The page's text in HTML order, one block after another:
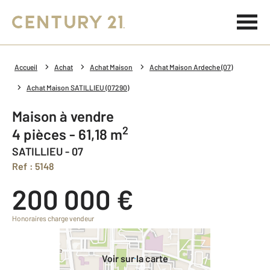
Accueil Achat Achat Maison Achat Maison Ardeche (07)
Achat Maison SATILLIEU (07290)
Maison à vendre
4 pièces - 61,18 m2
SATILLIEU - 07
Ref : 5148
200 000 €
Honoraires charge vendeur
Voir sur la carte